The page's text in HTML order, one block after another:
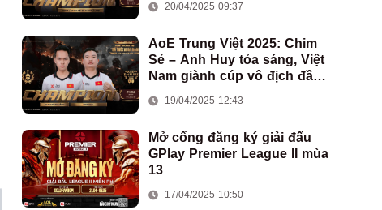
đoàn AoE Việt Nam
20/04/2025 09:37
AoE Trung Việt 2025: Chim
Sẻ – Anh Huy tỏa sáng, Việt
Nam giành cúp vô địch đầu
19/04/2025 12:43
Mở cổng đăng ký giải đấu
GPlay Premier League II mùa
13
17/04/2025 10:50